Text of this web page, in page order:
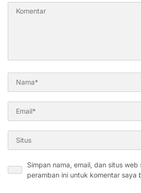
Simpan nama, email, dan situs web
peramban ini untuk komentar saya